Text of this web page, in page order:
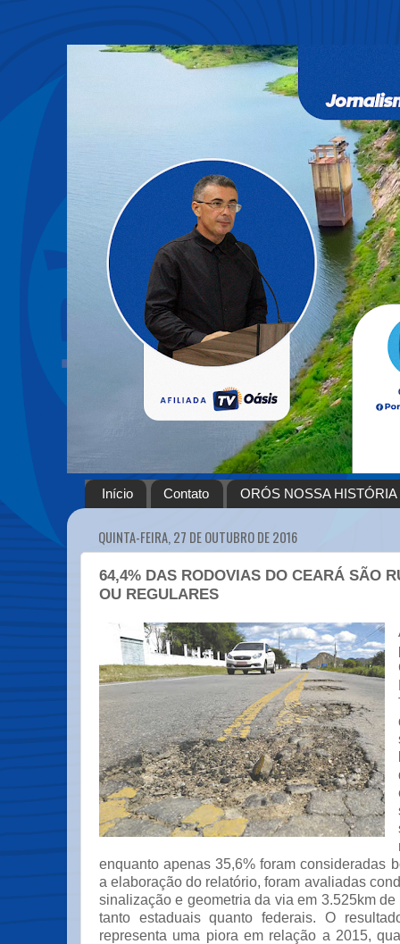
Início Contato ORÓS NOSSA HISTÓRIA
QUINTA-FEIRA, 27 DE OUTUBRO DE 2016
64,4% DAS RODOVIAS DO CEARÁ SÃO
OU REGULARES
enquanto apenas 35,6% foram consideradas
a elaboração do relatório, foram avaliadas
sinalização e geometria da via em 3.525km
tanto estaduais quanto federais. O
representa uma piora em relação a 2015,